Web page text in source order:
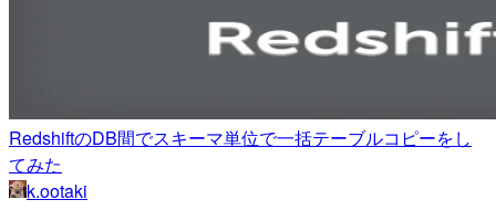
RedshiftのDB間でスキーマ単位で一括テーブルコピーをし
てみた
k.ootaki